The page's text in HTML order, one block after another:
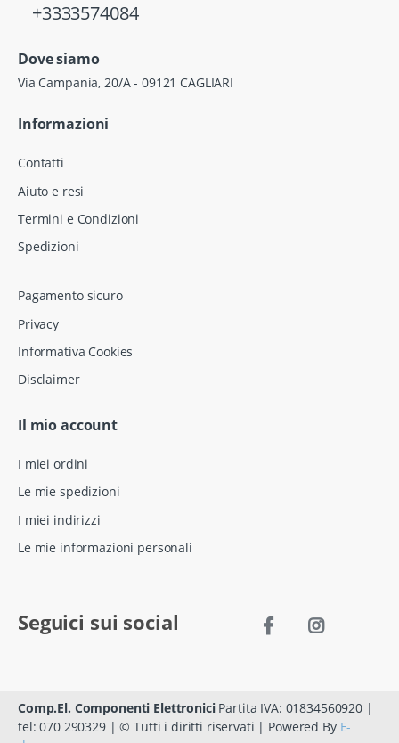
+3333574084
Dove siamo
Via Campania, 20/A - 09121 CAGLIARI
Informazioni
Contatti
Aiuto e resi
Termini e Condizioni
Spedizioni
Pagamento sicuro
Privacy
Informativa Cookies
Disclaimer
Il mio account
I miei ordini
Le mie spedizioni
I miei indirizzi
Le mie informazioni personali
Seguici sui social
Comp.El. Componenti ElettroniciPartita IVA: 01834560920 |
tel: 070 290329 | © Tutti i diritti riservati | Powered By E-